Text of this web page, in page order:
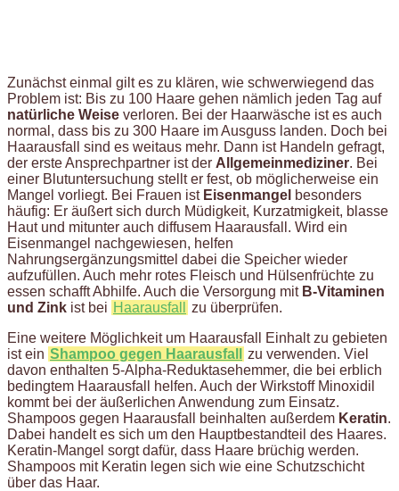
Zunächst einmal gilt es zu klären, wie schwerwiegend das
Problem ist: Bis zu 100 Haare gehen nämlich jeden Tag auf
natürliche Weise verloren. Bei der Haarwäsche ist es auch
normal, dass bis zu 300 Haare im Ausguss landen. Doch bei
Haarausfall sind es weitaus mehr. Dann ist Handeln gefragt,
der erste Ansprechpartner ist der Allgemeinmediziner. Bei
einer Blutuntersuchung stellt er fest, ob möglicherweise ein
Mangel vorliegt. Bei Frauen ist Eisenmangel besonders
häufig: Er äußert sich durch Müdigkeit, Kurzatmigkeit, blasse
Haut und mitunter auch diffusem Haarausfall. Wird ein
Eisenmangel nachgewiesen, helfen
Nahrungsergänzungsmittel dabei die Speicher wieder
aufzufüllen. Auch mehr rotes Fleisch und Hülsenfrüchte zu
essen schafft Abhilfe. Auch die Versorgung mit B-Vitaminen
und Zink ist bei Haarausfall
zu überprüfen.
Eine weitere Möglichkeit um Haarausfall Einhalt zu gebieten
ist ein Shampoo gegen Haarausfall
zu verwenden. Viel
davon enthalten 5-Alpha-Reduktasehemmer, die bei erblich
bedingtem Haarausfall helfen. Auch der Wirkstoff Minoxidil
kommt bei der äußerlichen Anwendung zum Einsatz.
Shampoos gegen Haarausfall beinhalten außerdem Keratin.
Dabei handelt es sich um den Hauptbestandteil des Haares.
Keratin-Mangel sorgt dafür, dass Haare brüchig werden.
Shampoos mit Keratin legen sich wie eine Schutzschicht
über das Haar.